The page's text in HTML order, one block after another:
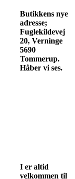
Butikkens nye
adresse;
Fuglekildevej
20, Verninge
5690
Tommerup.
Håber vi ses.
I er altid
velkommen til